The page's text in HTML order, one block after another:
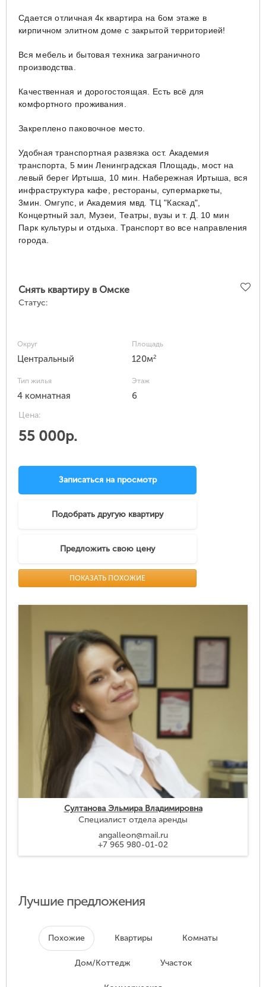
Сдается отличная 4к квартира на 6ом этаже в
кирпичном элитном доме с закрытой территорией!
Вся мебель и бытовая техника заграничного
производства.
Качественная и дорогостоящая. Есть всё для
комфортного проживания.
Закреплено паковочное место.
Удобная транспортная развязка ост. Академия
транспорта, 5 мин Ленинградская Площадь, мост на
левый берег Иртыша, 10 мин. Набережная Иртыша, вся
инфраструктура кафе, рестораны, супермаркеты,
3мин. Омгупс, и Академия мвд. ТЦ "Каскад",
Концертный зал, Музеи, Театры, вузы и т. Д. 10 мин
Парк культуры и отдыха. Транспорт во все направления
города.
Снять квартиру в Омске
Статус:
Округ
Центральный
Площадь
120м2
Тип жилья
4 комнатная
Этаж
6
Цена:
55 000р.
Записаться на просмотр
Подобрать другую квартиру
Предложить свою цену
ПОКАЗАТЬ ПОХОЖИЕ
Султанова Эльмира Владимировна
Специалист отдела аренды
angalleon@mail.ru
+7 965 980-01-02
Лучшие предложения
Похожие Квартиры Комнаты
Дом/Коттедж Участок